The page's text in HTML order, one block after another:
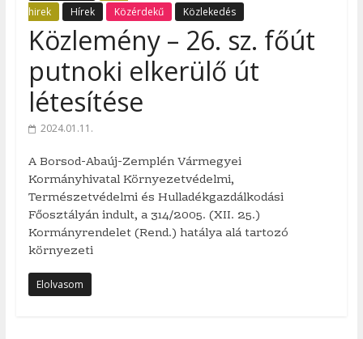
hirek
Hírek Közérdekű Közlekedés
Közlemény – 26. sz. főút
putnoki elkerülő út
létesítése
2024.01.11.
A Borsod-Abaúj-Zemplén Vármegyei
Kormányhivatal Környezetvédelmi,
Természetvédelmi és Hulladékgazdálkodási
Főosztályán indult, a 314/2005. (XII. 25.)
Kormányrendelet (Rend.) hatálya alá tartozó
környezeti
Elolvasom